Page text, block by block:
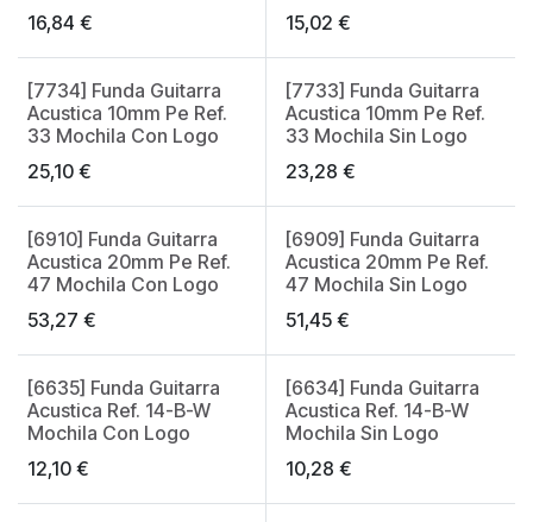
16,84 €
15,02 €
[7734] Funda Guitarra
Acustica 10mm Pe Ref.
33 Mochila Con Logo
25,10 €
[7733] Funda Guitarra
Acustica 10mm Pe Ref.
33 Mochila Sin Logo
23,28 €
[6910] Funda Guitarra
Acustica 20mm Pe Ref.
47 Mochila Con Logo
53,27 €
[6909] Funda Guitarra
Acustica 20mm Pe Ref.
47 Mochila Sin Logo
51,45€
[6635] Funda Guitarra
Acustica Ref. 14-B-W
Mochila Con Logo
12,10 €
[6634] Funda Guitarra
Acustica Ref. 14-B-W
Mochila Sin Logo
10,28 €